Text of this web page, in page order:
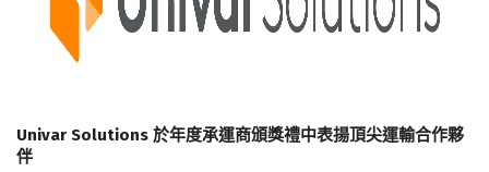
Univar Solutions 於年度承運商頒獎禮中表揚頂尖運輸合作夥
伴